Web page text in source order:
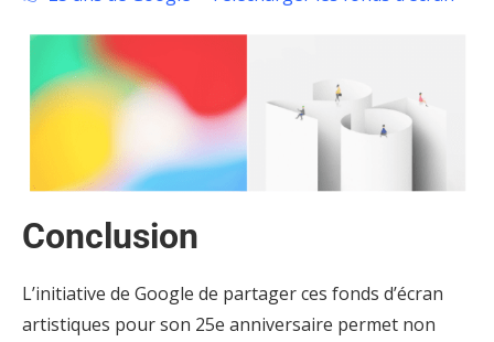
Conclusion
L’initiative de Google de partager ces fonds d’écran
artistiques pour son 25e anniversaire permet non